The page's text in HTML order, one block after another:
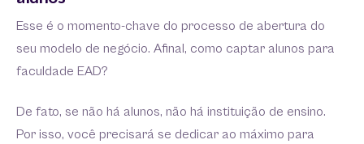
Esse é o momento-chave do processo de abertura do
seu modelo de negócio. Afinal, como captar alunos para
faculdade EAD?
De fato, se não há alunos, não há instituição de ensino.
Por isso, você precisará se dedicar ao máximo para